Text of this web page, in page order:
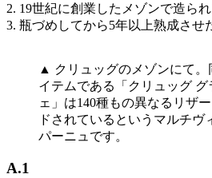
2. 19世紀に創業したメゾンで造ら
3. 瓶づめしてから5年以上熟成させ
▲ クリュッグのメゾンにて。
イテムである「クリュッグ
ェ」は140種もの異なるリザ
ドされているというマルチヴ
パーニュです。
A.1